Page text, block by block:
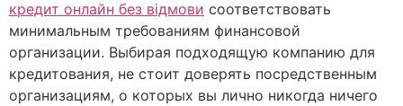
кредит онлайн без відмови соответствовать
минимальным требованиям финансовой
организации. Выбирая подходящую компанию для
кредитования, не стоит доверять посредственным
организациям, о которых вы лично никогда ничего